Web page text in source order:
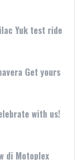
Yuk test ride
Get yours
with us!
di Motoplex